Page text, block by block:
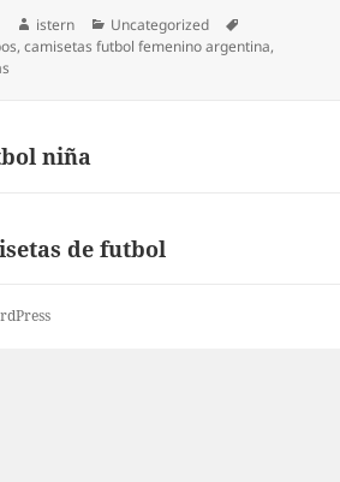
Autor
istern Categorías
Uncategorized
,camisetas futbol femenino argentina,
niña
de futbol